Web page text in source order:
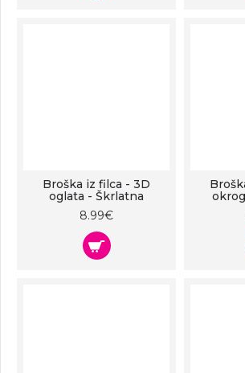
Broška iz filca - 3D
oglata - Škrlatna
8.99€